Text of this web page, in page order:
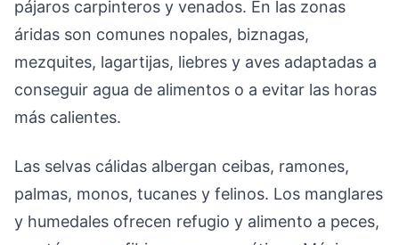
pájaros carpinteros y venados. En las zonas
áridas son comunes nopales, biznagas,
mezquites, lagartijas, liebres y aves adaptadas a
conseguir agua de alimentos o a evitar las horas
más calientes.
Las selvas cálidas albergan ceibas, ramones,
palmas, monos, tucanes y felinos. Los manglares
y humedales ofrecen refugio y alimento a peces,